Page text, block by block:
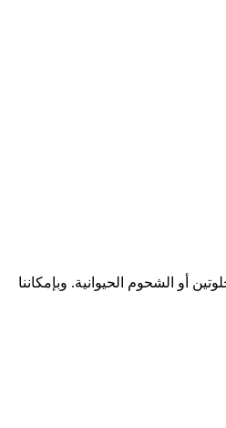
أو الشحوم الحيوانية. وبإمكاننا